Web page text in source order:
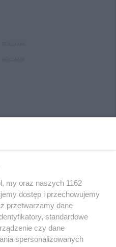
my oraz naszych 1162
dostęp i przechowujemy
przetwarzamy dane
standardowe
czy dane
spersonalizowanych